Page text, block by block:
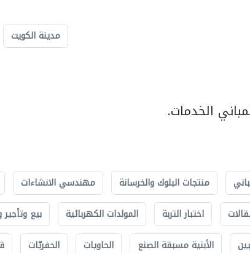
مدينة الكويت
الخدمات.
منتجات البلوك والخرسانة مهندسي الانشاءات
اختبار التربة المولدات الكهربائية بيع
الأبنية مسبقة الصنع الحاويات الحفريّات